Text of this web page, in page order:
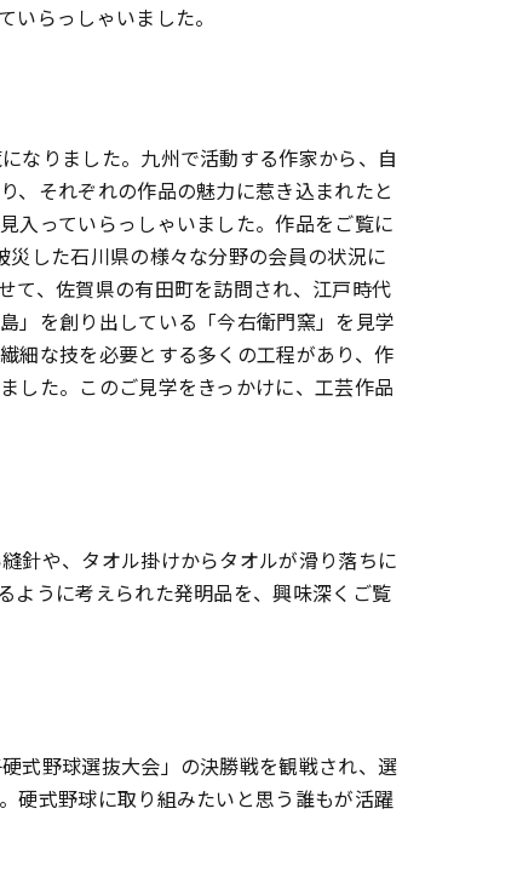
らっしゃいました。
なりました。九州で活動する作家から、自
、それぞれの作品の魅力に惹き込まれたと
入っていらっしゃいました。作品をご覧に
した石川県の様々な分野の会員の状況に
て、佐賀県の有田町を訪問され、江戸時代
」を創り出している「今右衛門窯」を見学
細な技を必要とする多くの工程があり、作
した。このご見学をきっかけに、工芸作品
針や、タオル掛けからタオルが滑り落ちに
ように考えられた発明品を、興味深くご覧
式野球選抜大会」の決勝戦を観戦され、選
硬式野球に取り組みたいと思う誰もが活躍